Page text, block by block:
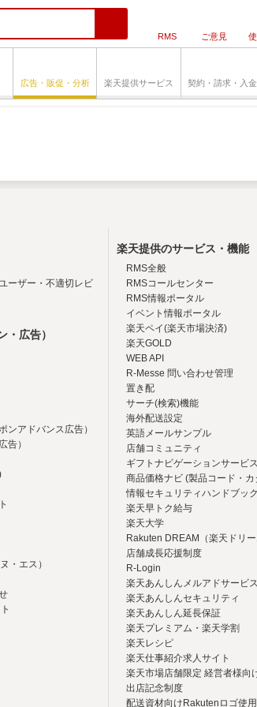
RMS ご意見
広告・販促・分析 楽天提供サービス 契約・請求・入金
ーザー・不適切レビ
・広告）
ンアドバンス広告）
告）
・エス）
楽天提供のサービス・機能
RMS全般
RMSコールセンター
RMS情報ポータル
イベント情報ポータル
楽天ペイ(楽天市場決済)
楽天GOLD
WEB API
R-Messe 問い合わせ管理
置き配
サーチ(検索)機能
海外配送設定
英語メールサンプル
店舗コミュニティ
ギフトナビゲーションサービス
商品価格ナビ (製品コード・カ
情報セキュリティハンドブック
楽天早トク給与
楽天大学
Rakuten DREAM（楽天ドリー
店舗成長応援制度
R-Login
楽天あんしんメルアドサービス
楽天あんしんセキュリティ
楽天あんしん延長保証
楽天プレミアム・楽天学割
楽天レシピ
楽天仕事紹介求人サイト
楽天市場店舗限定 経営者様向
出店記念制度
配送資材向けRakutenロゴ使